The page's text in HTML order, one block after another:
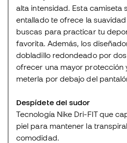
alta intensidad. Esta camiseta
entallado te ofrece la
buscas para practicar tu
favorita. Además, los
dobladillo redondeado por
ofrecer una mayor protección
meterla por debajo del
Despídete del sudor
Tecnología Nike Dri-FIT que
piel para mantener la
comodidad.